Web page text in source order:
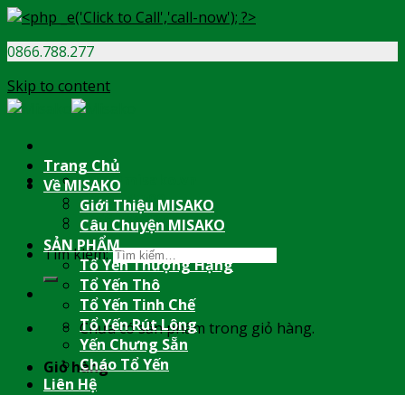
0866.788.277
Skip to content
info@misako.vn
08:00 - 17:00
0866.788.277
Tìm kiếm:
Chưa có sản phẩm trong giỏ hàng.
Giỏ hàng
Trang Chủ
Về MISAKO
Giới Thiệu MISAKO
Câu Chuyện MISAKO
SẢN PHẨM
Tổ Yến Thượng Hạng
Tổ Yến Thô
Tổ Yến Tinh Chế
Tổ Yến Rút Lông
Yến Chưng Sẵn
Cháo Tổ Yến
Liên Hệ